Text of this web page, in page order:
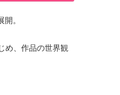
。
め、作品の世界観